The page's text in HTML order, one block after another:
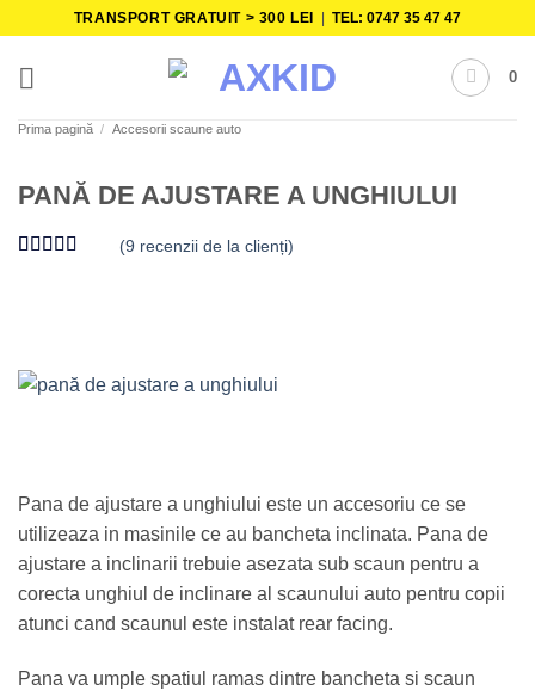
content
TRANSPORT GRATUIT > 300 LEI |TEL: 0747 35 47 47
0
Prima pagină / Accesorii scaune auto
PANĂ DE AJUSTARE A UNGHIULUI
(9 recenzii de la clienți)
Pana de ajustare a unghiului este un accesoriu ce se
utilizeaza in masinile ce au bancheta inclinata. Pana de
ajustare a inclinarii trebuie asezata sub scaun pentru a
corecta unghiul de inclinare al scaunului auto pentru copii
atunci cand scaunul este instalat rear facing.
Pana va umple spatiul ramas dintre bancheta si scaun